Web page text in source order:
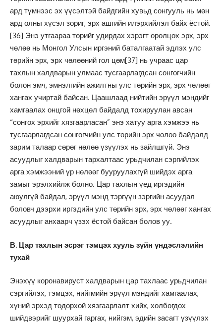
ард түмнээс эх үүсэлтэй байдгийн хувьд сонгууль нь мөн
ард олны хүсэл зориг, эрх ашгийн илэрхийлэл байх ёстой.
[36] Энэ утгаараа төрийг удирдах хэрэгт оролцох эрх, эрх
чөлөө нь Монгол Улсын иргэний баталгаатай эдлэх улс
төрийн эрх, эрх чөлөөний гол цөм[37] нь учраас цар
тахлын халдварын улмаас тусгаарлагдсан сонгогчийн
болон эмч, эмнэлгийн ажилтны улс төрийн эрх, эрх чөлөөг
хангах учиртай байсан. Цаашлаад нийтийн эрүүл мэндийг
хамгаалах онцгой нөхцөл байдалд тохируулан авсан
“сонгох эрхийг хязгаарласан” энэ хатуу арга хэмжээ нь
тусгаарлагдсан сонгогчийн улс төрийн эрх чөлөө байдалд
зарим талаар сөрөг нөлөө үзүүлэх нь зайлшгүй. Энэ
асуудлыг халдварын тархалтаас урьдчилан сэргийлэх
арга хэмжээний үр нөлөөг бууруулахгүй шийдэх арга
замыг эрэлхийлж болно. Цар тахлын үед иргэдийн
аюулгүй байдал, эрүүл мэнд тэргүүн зэргийн асуудал
боловч дээрхи иргэдийн улс төрийн эрх, эрх чөлөөг хангах
асуудлыг анхаарч үзэх ёстой байсан болов уу.
В. Цар тахлын эсрэг тэмцэх хууль зүйн үндэслэлийн
тухай
Энэхүү коронавируст халдварын цар тахлаас урьдчилан
сэргийлэх, тэмцэх, нийгмийн эрүүл мэндийг хамгаалах,
хүний эрхэд тодорхой хязгаарлалт хийх, холбогдох
шийдвэрийг шуурхай гаргах, нийгэм, эдийн засагт үзүүлэх